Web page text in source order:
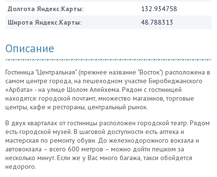
Долгота Яндекс.Карты:
132.934758
Широта Яндекс.Карты:
48.788313
Описание
Гостиница "Центральная" (прежнее название "Восток") расположена в
самом центре города, на пешеходном участке Биробиджанского
«Арбата» - на улице Шолом Алейхема. Рядом с гостиницей
находятся: городской почтамт, множество магазинов, торговые
центры, кафе и рестораны, центральный рынок.
В двух кварталах от гостиницы расположен городской театр. Рядом
есть городской музей. В шаговой доступности есть аптека и
мастерская по ремонту обуви. До железнодорожного вокзала и
автовокзала – всего 600 метров – можно дойти пешком за
несколько минут. Если же у Вас много багажа, такси обойдется
недорого.